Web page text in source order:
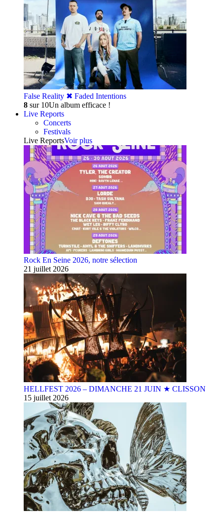
False Reality ✖︎ Faded Intentions
8 sur 10Un album efficace !
Live Reports
Concerts
Festivals
Live ReportsVoir plus
Rock En Seine 2026, notre sélection
21 juillet 2026
HELLFEST 2026 – DIMANCHE 21 JUIN ★ CLISSON
15 juillet 2026